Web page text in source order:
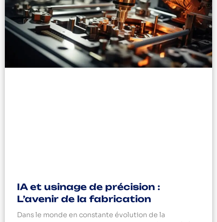
IA et usinage de précision :
L’avenir de la fabrication
Dans le monde en constante évolution de la